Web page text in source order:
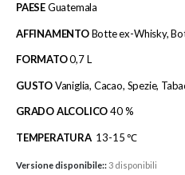
PAESEGuatemala
AFFINAMENTOBotte ex-Whisky,
FORMATO0,7 L
GUSTOVaniglia, Cacao, Spezie,
GRADO ALCOLICO40 %
TEMPERATURA13-15 ℃
Versione disponibile:: 3 disponibili